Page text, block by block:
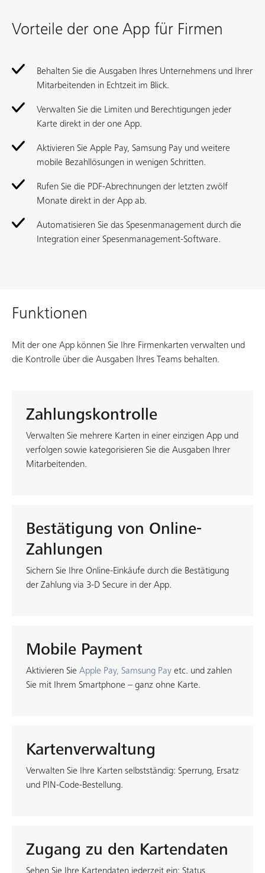
Vorteile der one App für Firmen
Behalten Sie die Ausgaben Ihres Unternehmens und Ihrer
Mitarbeitenden in Echtzeit im Blick.
Verwalten Sie die Limiten und Berechtigungen jeder
Karte direkt in der one App.
Aktivieren Sie Apple Pay, Samsung Pay und weitere
mobile Bezahllösungen in wenigen Schritten.
Rufen Sie die PDF-Abrechnungen der letzten zwölf
Monate direkt in der App ab.
Automatisieren Sie das Spesenmanagement durch die
Integration einer Spesenmanagement-Software.
Funktionen
Mit der one App können Sie Ihre Firmenkarten verwalten und
die Kontrolle über die Ausgaben Ihres Teams behalten.
Zahlungskontrolle
Verwalten Sie mehrere Karten in einer einzigen App und
verfolgen sowie kategorisieren Sie die Ausgaben Ihrer
Mitarbeitenden.
Bestätigung von Online-
Zahlungen
Sichern Sie Ihre Online-Einkäufe durch die Bestätigung
der Zahlung via 3-D Secure in der App.
Mobile Payment
Aktivieren Sie Apple Pay, Samsung Pay etc. und zahlen
Sie mit Ihrem Smartphone – ganz ohne Karte.
Kartenverwaltung
Verwalten Sie Ihre Karten selbstständig: Sperrung, Ersatz
und PIN-Code-Bestellung.
Zugang zu den Kartendaten
Sehen Sie Ihre Kartendaten jederzeit ein: Status,